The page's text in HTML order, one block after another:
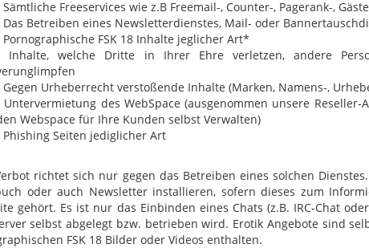
Sämtliche Freeservices wie z.B Freemail-, Counter-, Pagerank-,
Das Betreiben eines Newsletterdienstes, Mail- oder
Pornographische FSK 18 Inhalte jeglicher Art*
Inhalte, welche Dritte in Ihrer Ehre verletzen, andere
Gegen Urheberrecht verstoßende Inhalte (Marken, Namens-,
Untervermietung des WebSpace (ausgenommen unsere
Webspace für Ihre Kunden selbst Verwalten)
Phishing Seiten jediglicher Art
richtet sich nur gegen das Betreiben eines solchen
oder auch Newsletter installieren, sofern dieses zum
gehört. Es ist nur das Einbinden eines Chats (z.B. IRC-Chat
selbst abgelegt bzw. betrieben wird. Erotik Angebote sind
FSK 18 Bilder oder Videos enthalten.